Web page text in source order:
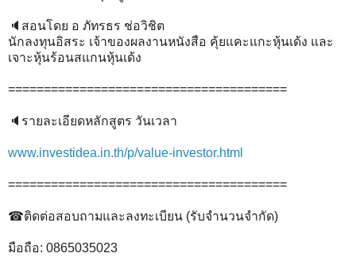
🔈สอนโดย อ ภัทรธร ช่อวิชิต
นักลงทุนอิสระ เจ้าของผลงานหนังสือ คุ้ยแคะแกะหุ้นเด้ง และ
เจาะหุ้นร้อนสแกนหุ้นเด้ง
=======================================
🔈รายละเอียดหลักสูตร วันเวลา
www.investidea.in.th/p/value-investor.html
=======================================
☎ติดต่อสอบถามและลงทะเบียน (รับจำนวนจำกัด)
มือถือ: 0865035023